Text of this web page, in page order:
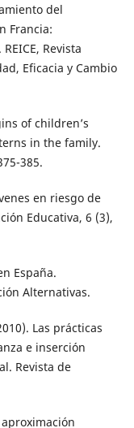
del
Francia:
Revista
Eficacia y Cambio
of children’s
in the family.
385.
en riesgo de
Educativa, 6 (3),
España.
Alternativas.
Las prácticas
e inserción
Revista de
aproximación